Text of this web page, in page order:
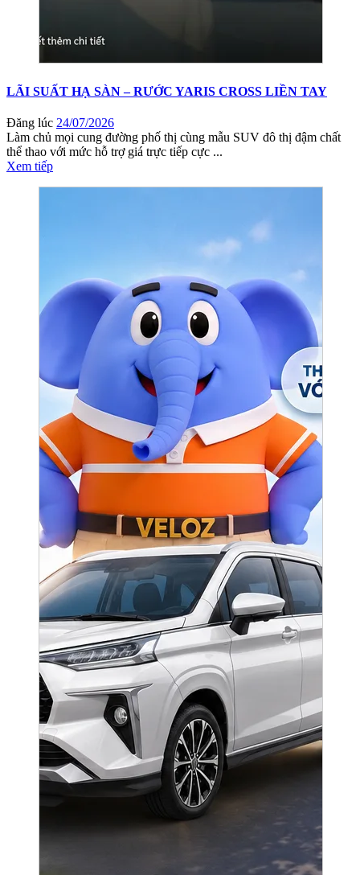
LÃI SUẤT HẠ SÀN – RƯỚC YARIS CROSS LIỀN TAY
Đăng lúc 24/07/2026
Làm chủ mọi cung đường phố thị cùng mẫu SUV đô thị đậm chất
thể thao với mức hỗ trợ giá trực tiếp cực ...
Xem tiếp